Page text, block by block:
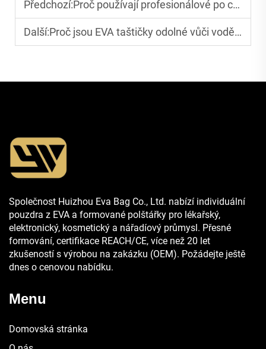
Předchozí:Proč používají profesionálové po celém světě pouzdra na nářadí z EVA
Další:Proč jsou EVA taštičky odolné vůči vodě a dlouhověké
Společnost Huizhou Eva Bag Co., Ltd. nabízí individuální
pouzdra z EVA a formované polštářky pro lékařský,
elektronický, kosmetický a nářadíový průmysl. Přesné
formování, certifikace REACH/CE, více než 20 let
zkušeností s výrobou na zakázku (OEM). Požádejte ještě
dnes o cenovou nabídku.
Menu
Domovská stránka